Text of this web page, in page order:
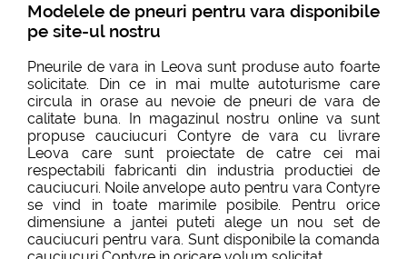
Modelele de pneuri pentru vara disponibile
pe site-ul nostru
Pneurile de vara in Leova sunt produse auto foarte
solicitate. Din ce in mai multe autoturisme care
circula in orase au nevoie de pneuri de vara de
calitate buna. In magazinul nostru online va sunt
propuse cauciucuri Contyre de vara cu livrare
Leova care sunt proiectate de catre cei mai
respectabili fabricanti din industria productiei de
cauciucuri. Noile anvelope auto pentru vara Contyre
se vind in toate marimile posibile. Pentru orice
dimensiune a jantei puteti alege un nou set de
cauciucuri pentru vara. Sunt disponibile la comanda